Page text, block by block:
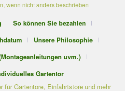
wenn nicht anders beschrieben
So können Sie bezahlen
Unsere Philosophie
uvm.)
Gartentor
für Gartentore, Einfahrtstore und mehr